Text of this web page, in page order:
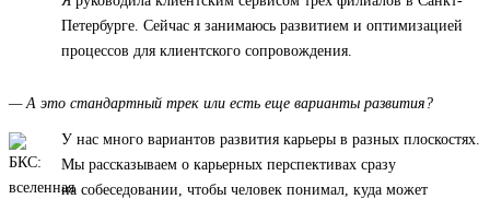
Петербурге. Сейчас я занимаюсь развитием и оптимизацией
процессов для клиентского сопровождения.
— А это стандартный трек или есть еще варианты развития?
У нас много вариантов развития карьеры в разных плоскостях.
Мы рассказываем о карьерных перспективах сразу
на собеседовании, чтобы человек понимал, куда может